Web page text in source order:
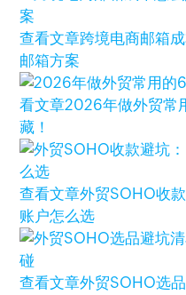
查看文章跨境电商邮箱
邮箱方案
看文章2026年做外贸常
藏！
查看文章外贸SOHO收
账户怎么选
查看文章外贸SOHO选